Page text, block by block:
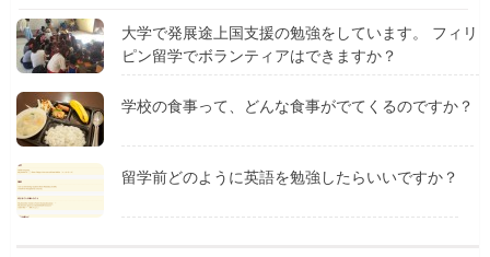
大学で発展途上国支援の勉強をしています。 フィリ
ピン留学でボランティアはできますか？
学校の食事って、どんな食事がでてくるのですか？
留学前どのように英語を勉強したらいいですか？